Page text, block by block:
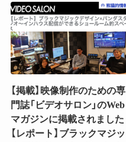
【掲載】映像制作のための専
門誌「ビデオサロン」のWeb
マガジンに掲載されました
【レポート】ブラックマジッ